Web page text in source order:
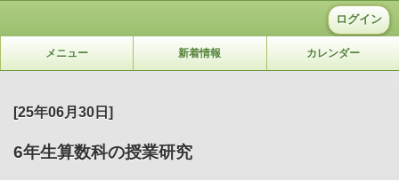
ログイン
メニュー 新着情報 カレンダー
[25年06月30日]
6年生算数科の授業研究